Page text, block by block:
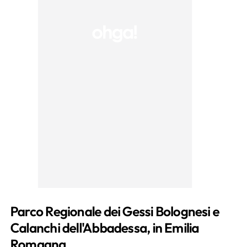
Parco Regionale dei Gessi Bolognesi e
Calanchi dell'Abbadessa, in Emilia